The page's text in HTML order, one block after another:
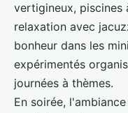
vertigineux, piscines
relaxation avec
bonheur dans les
expérimentés
journées à thèmes.
En soirée,